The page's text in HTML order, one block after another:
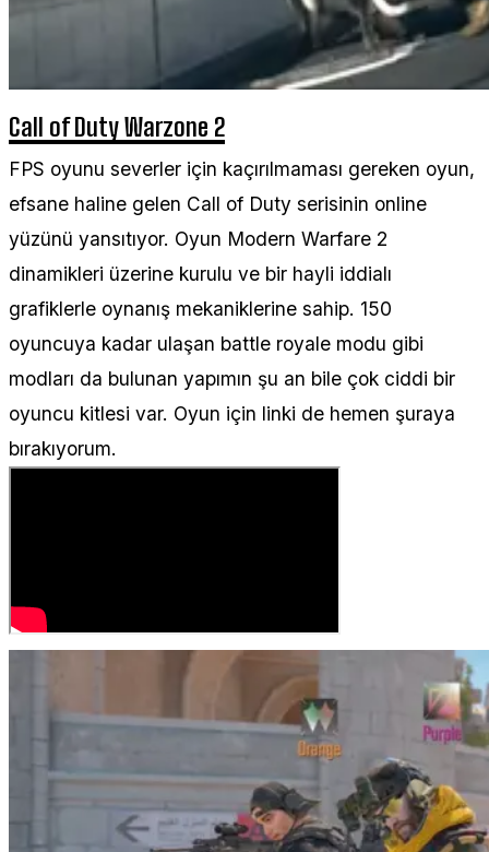
Call of Duty Warzone 2
FPS oyunu severler için kaçırılmaması gereken oyun,
efsane haline gelen Call of Duty serisinin online
yüzünü yansıtıyor. Oyun Modern Warfare 2
dinamikleri üzerine kurulu ve bir hayli iddialı
grafiklerle oynanış mekaniklerine sahip. 150
oyuncuya kadar ulaşan battle royale modu gibi
modları da bulunan yapımın şu an bile çok ciddi bir
oyuncu kitlesi var. Oyun için linki de hemen şuraya
bırakıyorum.